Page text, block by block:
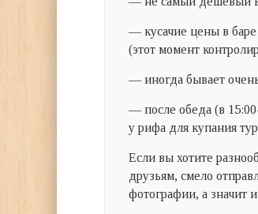
— кусачие цены в баре
(этот момент
— иногда бывает
— после обеда (в
у рифа для купания
Если вы хотите
друзьям, смело
фотографии, а значит